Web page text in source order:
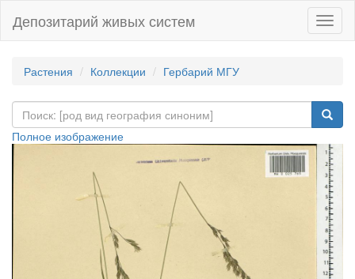
Депозитарий живых систем
Растения Коллекции Гербарий МГУ
Полное изображение